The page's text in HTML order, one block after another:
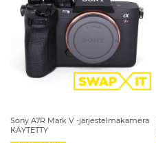
Sony A7R Mark V -järjestelmäkamera
KÄYTETTY